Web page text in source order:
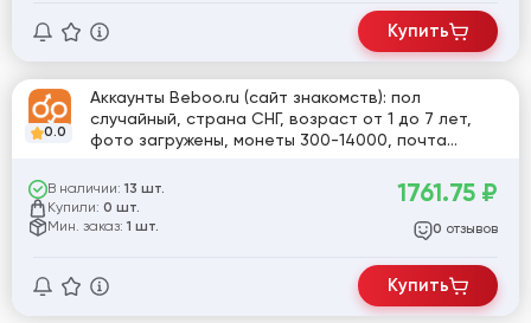
Купить
0.0
Аккаунты Beboo.ru (сайт знакомств): пол
случайный, страна СНГ, возраст от 1 до 7 лет,
фото загружены, монеты 300-14000, почта
В наличии: 13 шт.
Купили: 0 шт.
Мин. заказ: 1 шт.
1761.75 ₽
0 отзывов
Купить